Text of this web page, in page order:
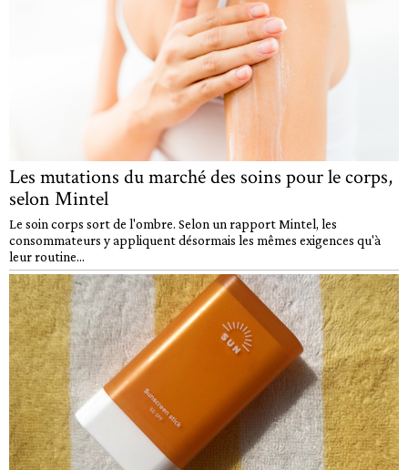
Les mutations du marché des soins pour le corps,
selon Mintel
Le soin corps sort de l'ombre. Selon un rapport Mintel, les
consommateurs y appliquent désormais les mêmes exigences qu'à
leur routine...